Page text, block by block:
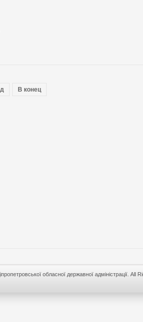
В конец
обласної державної адміністрації. All